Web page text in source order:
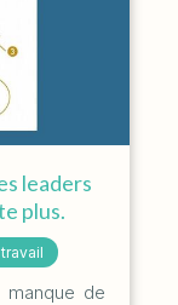
leaders
plus.
de